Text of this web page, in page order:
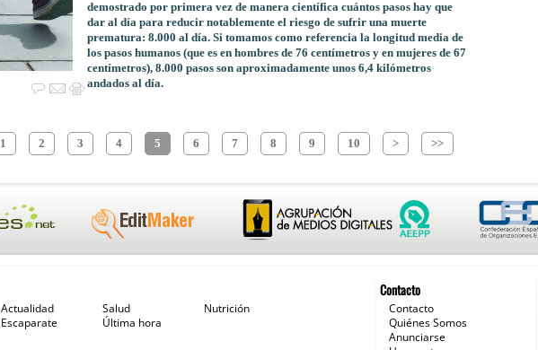
demostrado por primera vez de manera científica cuántos pasos hay que
dar al día para reducir notablemente el riesgo de sufrir una muerte
prematura: 8.000 al día. Si tomamos como referencia la longitud media de
los pasos humanos (que es en hombres de 76 centímetros y en mujeres de 67
centímetros), 8.000 pasos son aproximadamente unos 6,4 kilómetros
andados al día.
1 2 3 4 5 6 7 8 9 10 > >>
Contacto
Contacto
Quiénes Somos
Anunciarse
Actualidad Salud
Nutrición
Escaparate Última hora